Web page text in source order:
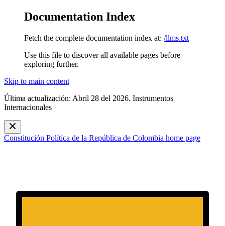
Documentation Index
Fetch the complete documentation index at: /llms.txt
Use this file to discover all available pages before
exploring further.
Skip to main content
Última actualización: Abril 28 del 2026. Instrumentos
Internacionales
Constitución Política de la República de Colombia home page